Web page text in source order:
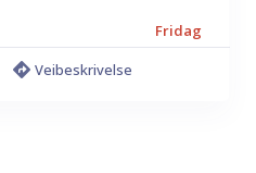
Fridag
Veibeskrivelse